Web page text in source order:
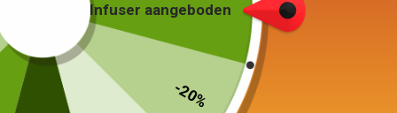
19 in voorraad
In winkelwagen
Infuser aangeboden
-20%